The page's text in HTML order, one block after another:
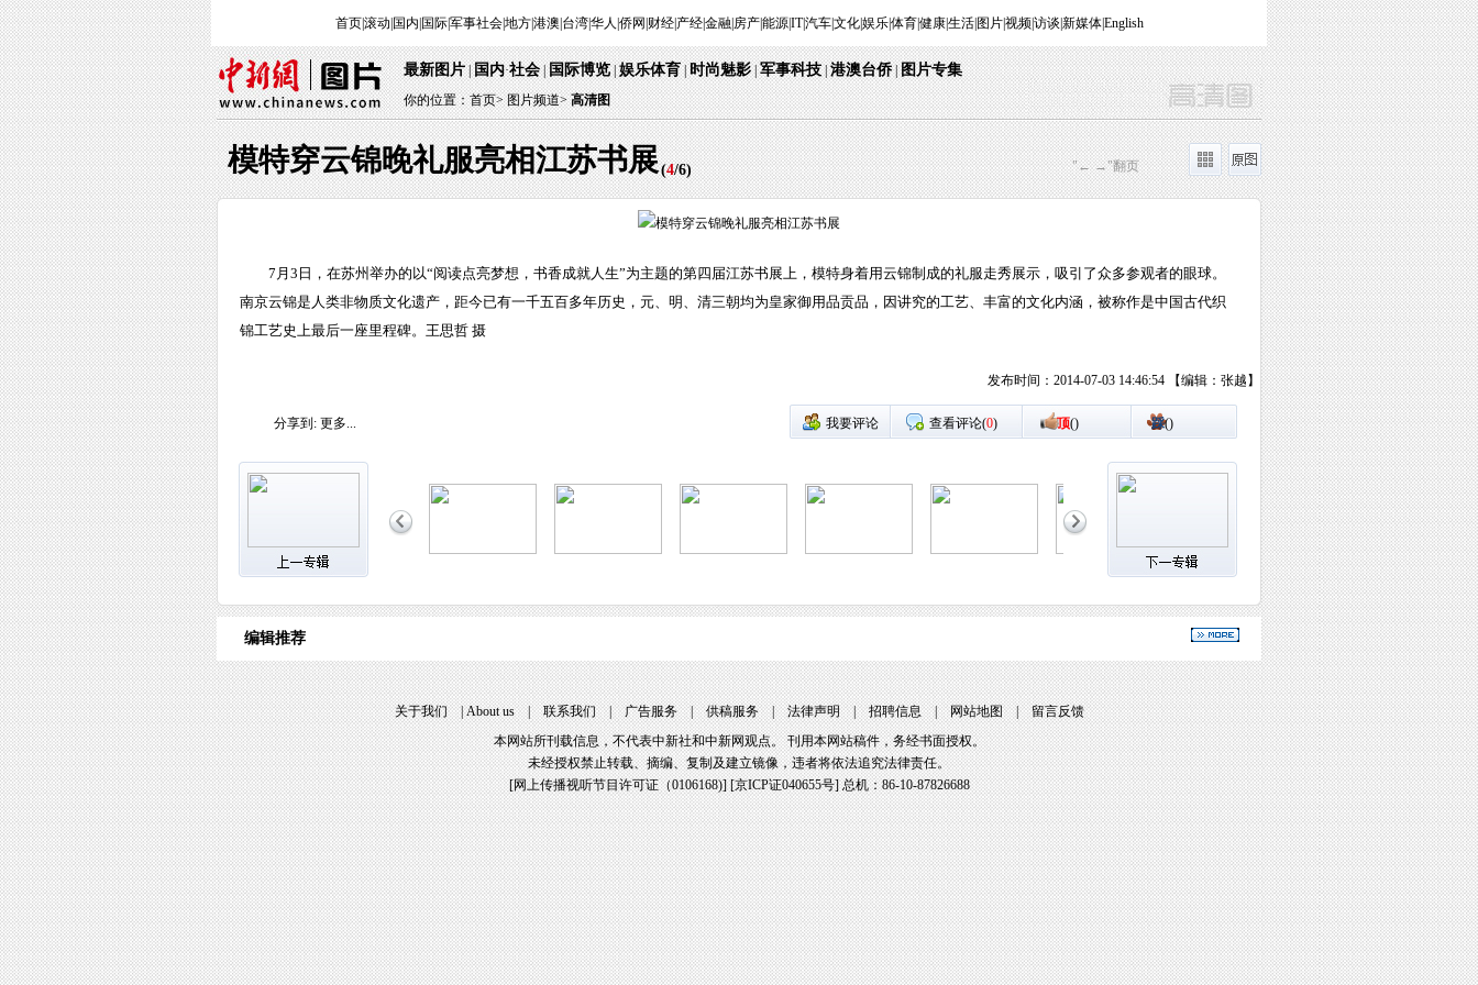
首页|滚动 国内 国际|军事社会|地方|港澳 台湾|华人 侨网 财经| 产经|金融| 房产|能源|IT|汽车|文化|娱乐|体育|健康|生活| 图片|视频|访谈 新媒体|English
最新图片|国内·社会|国际博览|娱乐体育|时尚魅影|军事科技|港澳台侨|图片专集
你的位置：首页>图片频道> 高清图
模特穿云锦晚礼服亮相江苏书展(4/6) "← →"翻页
7月3日，在苏州举办的以“阅读点亮梦想，书香成就人生”为主题的第四届江苏书展上，模特身着用云锦制成的礼服走秀展示，吸引了众多参观者的眼球。
南京云锦是人类非物质文化遗产，距今已有一千五百多年历史，元、明、清三朝均为皇家御用品贡品，因讲究的工艺、丰富的文化内涵，被称作是中国古代织
锦工艺史上最后一座里程碑。王思哲 摄
发布时间：2014-07-03 14:46:54 【编辑：张越】
分享到: 更多... 我要评论 查看评论(0) 顶() 踩()
编辑推荐
关于我们|About us|联系我们|广告服务|供稿服务|法律声明|招聘信息|网站地图|留言反馈
本网站所刊载信息，不代表中新社和中新网观点。 刊用本网站稿件，务经书面授权。
未经授权禁止转载、摘编、复制及建立镜像，违者将依法追究法律责任。
[网上传播视听节目许可证（0106168)] [京ICP证040655号] 总机：86-10-87826688